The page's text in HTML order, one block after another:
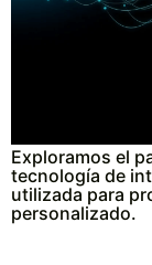
Exploramos el
tecnología de
utilizada para
personalizado.